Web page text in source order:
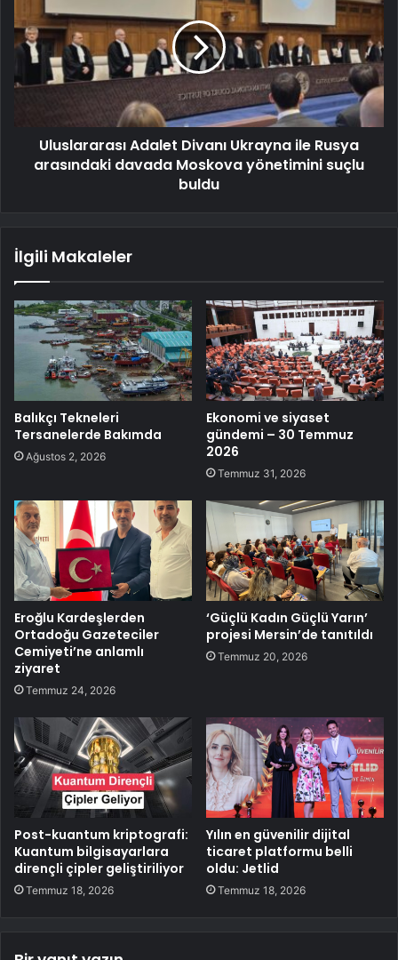
Uluslararası Adalet Divanı Ukrayna ile Rusya
arasındaki davada Moskova yönetimini suçlu
buldu
İlgili Makaleler
Balıkçı Tekneleri
Tersanelerde Bakımda
Ağustos 2, 2026
Ekonomi ve siyaset
gündemi – 30 Temmuz
2026
Temmuz 31, 2026
Eroğlu Kardeşlerden
Ortadoğu Gazeteciler
Cemiyeti’ne anlamlı
ziyaret
Temmuz 24, 2026
‘Güçlü Kadın Güçlü Yarın’
projesi Mersin’de tanıtıldı
Temmuz 20, 2026
Post-kuantum kriptografi:
Kuantum bilgisayarlara
dirençli çipler geliştiriliyor
Temmuz 18, 2026
Yılın en güvenilir dijital
ticaret platformu belli
oldu: Jetlid
Temmuz 18, 2026